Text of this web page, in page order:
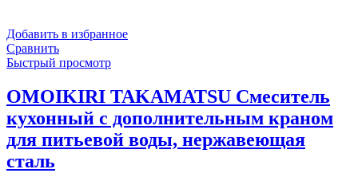
Добавить в избранное
Сравнить
Быстрый просмотр
OMOIKIRI TAKAMATSU Смеситель
кухонный с дополнительным краном
для питьевой воды, нержавеющая
сталь